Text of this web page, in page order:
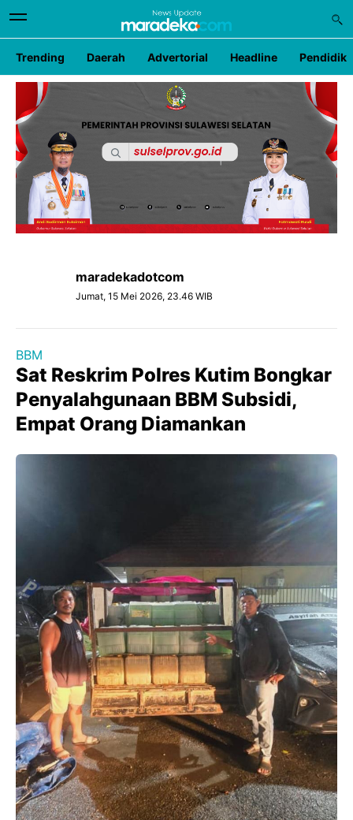
Trending Daerah Advertorial Headline
maradekadotcom
Jumat, 15 Mei 2026, 23.46 WIB
BBM
Sat Reskrim Polres Kutim Bongkar
Penyalahgunaan BBM Subsidi,
Empat Orang Diamankan